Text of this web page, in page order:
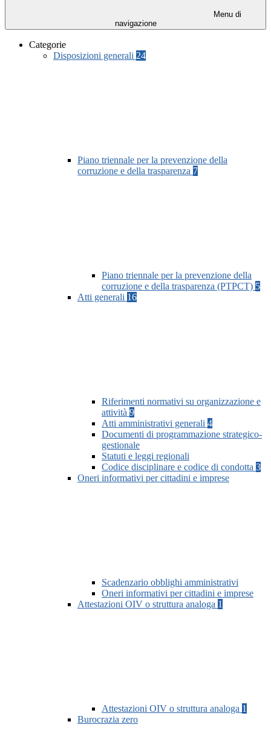
Menu di
navigazione
Categorie
Disposizioni generali 24
Piano triennale per la prevenzione della
corruzione e della trasparenza 7
Piano triennale per la prevenzione della
corruzione e della trasparenza (PTPCT) 5
Atti generali 16
Riferimenti normativi su organizzazione e
attività 9
Atti amministrativi generali 4
Documenti di programmazione strategico-
gestionale
Statuti e leggi regionali
Codice disciplinare e codice di condotta 3
Oneri informativi per cittadini e imprese
Scadenzario obblighi amministrativi
Oneri informativi per cittadini e imprese
Attestazioni OIV o struttura analoga 1
Attestazioni OIV o struttura analoga 1
Burocrazia zero